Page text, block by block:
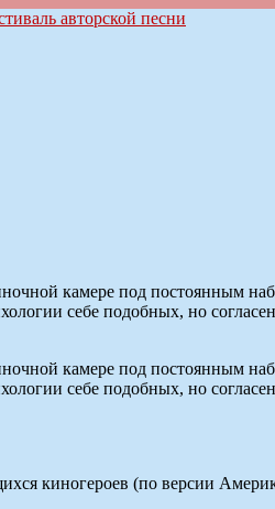
камере под постоянным
себе подобных, но
камере под постоянным
себе подобных, но
киногероев (по версии